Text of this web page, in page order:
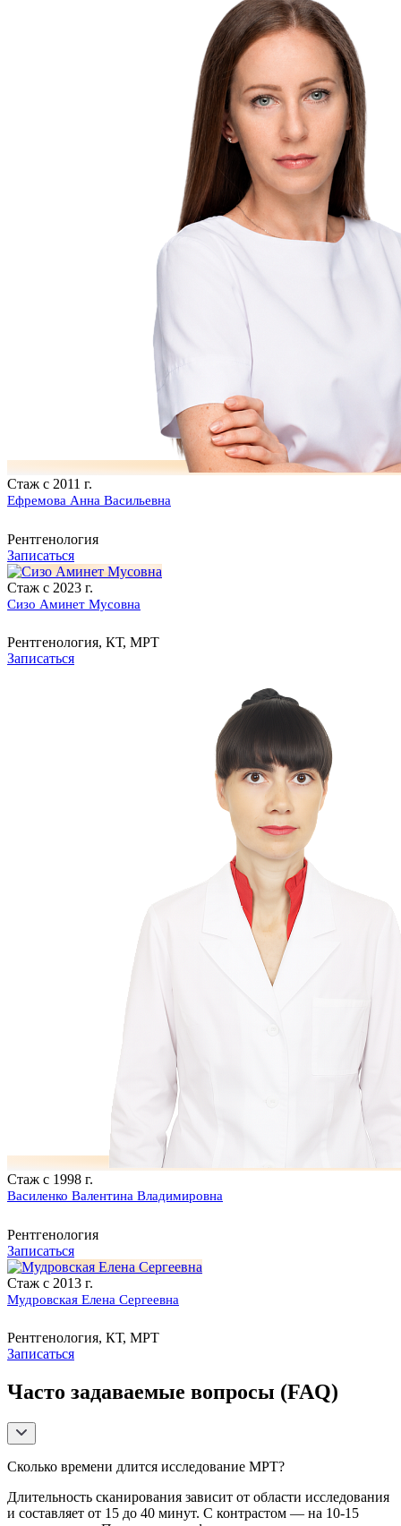
Стаж с 2011 г.
Ефремова Анна Васильевна
Рентгенология
Записаться
Стаж с 2023 г.
Сизо Аминет Мусовна
Рентгенология, КТ, МРТ
Записаться
Стаж с 1998 г.
Василенко Валентина Владимировна
Рентгенология
Записаться
Стаж с 2013 г.
Мудровская Елена Сергеевна
Рентгенология, КТ, МРТ
Записаться
Часто задаваемые вопросы (FAQ)
Сколько времени длится исследование МРТ?
Длительность сканирования зависит от области исследования
и составляет от 15 до 40 минут. С контрастом — на 10-15